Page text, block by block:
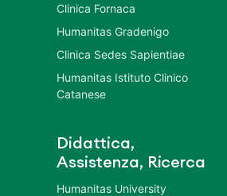
Clinica Fornaca
Humanitas Gradenigo
Clinica Sedes Sapientiae
Humanitas Istituto Clinico
Catanese
Didattica,
Assistenza, Ricerca
Humanitas University